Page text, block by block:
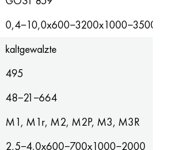
0,4−10,0x600−3200x1000−3500
kaltgewalzte
495
48−21−664
M1, M1r, M2, M2P, M3, M3R
2,5−4,0x600−700x1000−2000
46s20